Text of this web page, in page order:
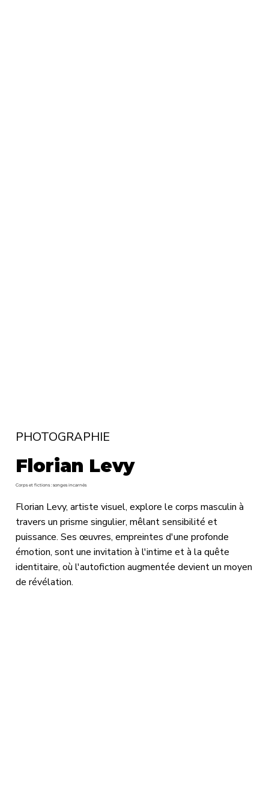
PHOTOGRAPHIE
Florian Levy
Corps et fictions : songes incarnés
Florian Levy, artiste visuel, explore le corps masculin à
travers un prisme singulier, mêlant sensibilité et
puissance. Ses œuvres, empreintes d'une profonde
émotion, sont une invitation à l'intime et à la quête
identitaire, où l'autofiction augmentée devient un moyen
de révélation.